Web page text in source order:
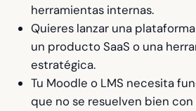
herramientas internas.
Quieres lanzar una
un producto SaaS o una
estratégica.
Tu Moodle o LMS necesita
que no se resuelven bien